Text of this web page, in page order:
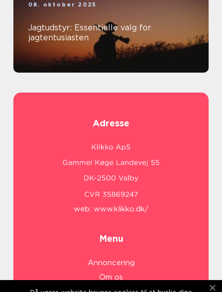
08. oktober 2025
Jagtudstyr: Essentielle valg for
jagtentusiasten
Adresse
web: www.klikko.dk/
Menu
Annoncering
Om os